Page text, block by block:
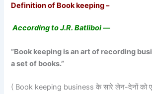
Definition of Book keeping –
According to J.R. Batliboi —
“Book keeping is an art of recording
a set of books.”
( Book keeping business के सारे लेन-देनों को